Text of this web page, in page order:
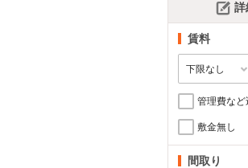
詳
賃料
管理費など
敷金無し
間取り